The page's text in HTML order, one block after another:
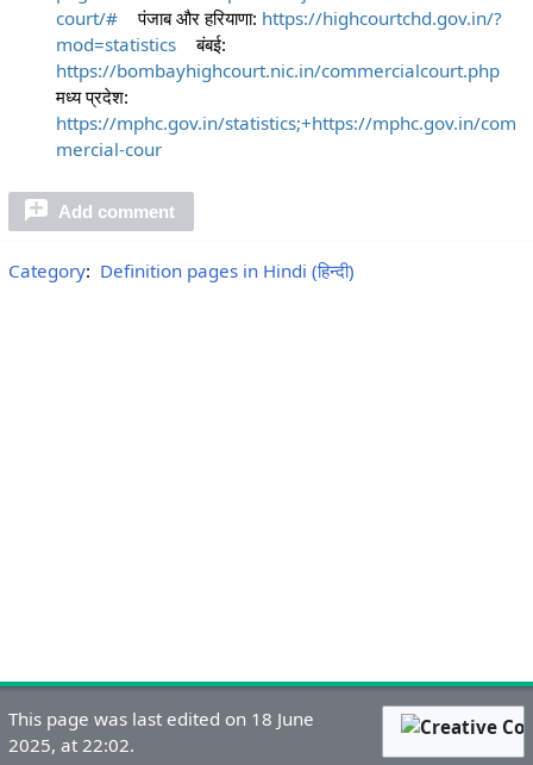
court/#
पंजाब और हरियाणा: https://highcourtchd.gov.in/?
mod=statistics
बंबई:
https://bombayhighcourt.nic.in/commercialcourt.php
मध्य प्रदेश:
https://mphc.gov.in/statistics;+https://mphc.gov.in/com
mercial-cour
Add comment
Category: Definition pages in Hindi (हिन्दी)
This page was last edited on 18 June
2025, at 22:02.